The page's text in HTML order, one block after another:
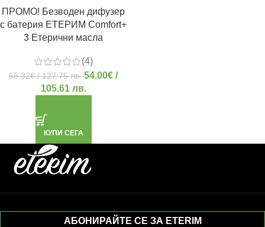
ПРОМО! Безводен дифузер
с батерия ЕТЕРИМ Comfort+
3 Етерични масла
(4)
65.32€/ 127.75 лв.54.00€ /
105.61 лв.
КУПИ СЕГА
АБОНИРАЙТЕ СЕ ЗА ETERIM